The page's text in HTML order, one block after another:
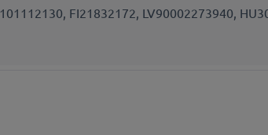
FI21832172, LV90002273940,